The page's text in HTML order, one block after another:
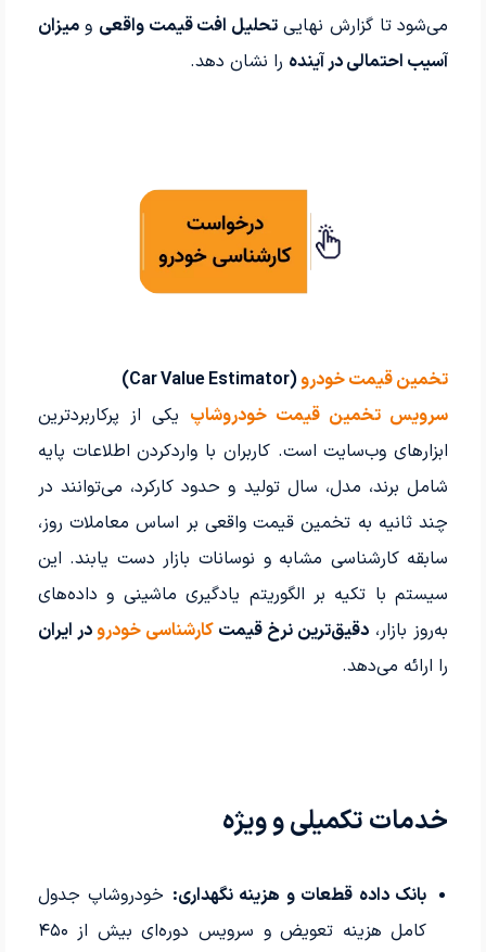
می‌شود تا گزارش نهاییتحلیل افت قیمت واقعی ومیزان
آسیب احتمالی در آینده را نشان دهد.
تخمین قیمت خودرو(Car Value Estimator)
سرویس تخمین قیمت خودروشاپ یکی از پرکاربردترین
ابزارهای وب‌سایت است. کاربران با واردکردن اطلاعات پایه
شامل برند، مدل، سال تولید و حدود کارکرد، می‌توانند در
چند ثانیه به تخمین قیمت واقعی بر اساس معاملات روز،
سابقه کارشناسی مشابه و نوسانات بازار دست یابند. این
سیستم با تکیه بر الگوریتم یادگیری ماشینی و داده‌های
به‌روز بازار، دقیق‌ترین نرخ قیمتکارشناسی خودرو در ایران
را ارائه می‌دهد.
خدمات تکمیلی و ویژه
بانک داده قطعات و هزینه نگهداری: خودروشاپ جدول
کامل هزینه تعویض و سرویس دوره‌ای بیش از ۴۵۰